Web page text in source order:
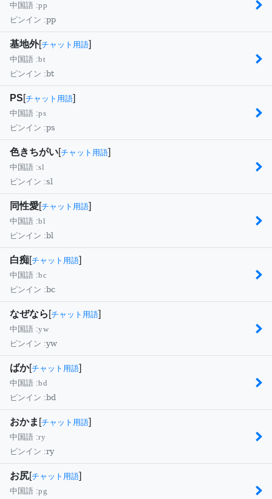
中国語 :pp
ピンイン :pp
基地外[チャット用語]
中国語 :bt
ピンイン :bt
PS[チャット用語]
中国語 :ps
ピンイン :ps
色きちがい[チャット用語]
中国語 :sl
ピンイン :sl
同性愛[チャット用語]
中国語 :bl
ピンイン :bl
白痴[チャット用語]
中国語 :bc
ピンイン :bc
なぜなら [チャット用語]
中国語 :yw
ピンイン :yw
ばか[チャット用語]
中国語 :bd
ピンイン :bd
おかま [チャット用語]
中国語 :ry
ピンイン :ry
お尻[チャット用語]
中国語 :pg